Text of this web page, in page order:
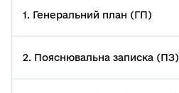
1. Генеральний план (ГП)
2. Пояснювальна записка (ПЗ)